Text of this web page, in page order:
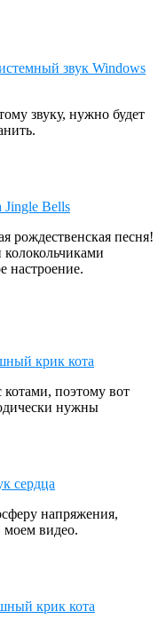
звук Windows
звуку, нужно будет
Jingle Bells
рождественская песня!
настроение.
крик кота
поэтому вот
нужны
сердца
напряжения,
моем видео.
крик кота